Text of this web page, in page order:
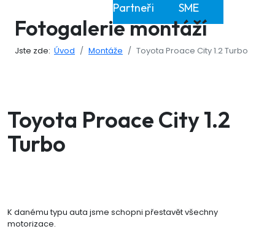
Partneři SME
Fotogalerie montáží
Jste zde: Úvod Montáže Toyota Proace City 1.2 Turbo
Toyota Proace City 1.2
Turbo
K danému typu auta jsme schopni přestavět všechny
motorizace.